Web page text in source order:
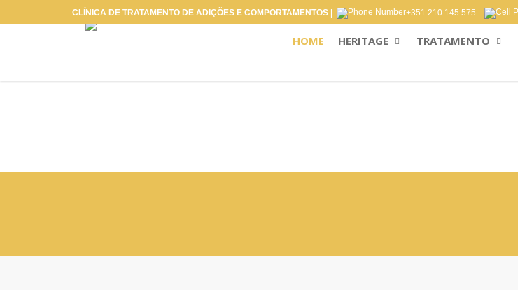
CLÍNICA DE TRATAMENTO DE ADIÇÕES E COMPORTAMENTOS | +351 210 145 575
to
HOME HERITAGE TRATAMENTO